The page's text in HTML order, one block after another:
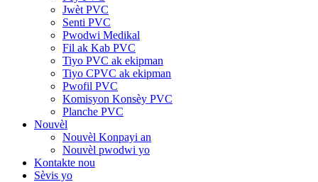
Jwèt PVC
Senti PVC
Pwodwi Medikal
Fil ak Kab PVC
Tiyo PVC ak ekipman
Tiyo CPVC ak ekipman
Pwofil PVC
Komisyon Konsèy PVC
Planche PVC
Nouvèl
Nouvèl Konpayi an
Nouvèl pwodwi yo
Kontakte nou
Sèvis yo